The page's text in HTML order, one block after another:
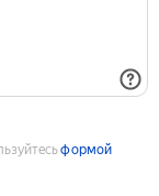
формой